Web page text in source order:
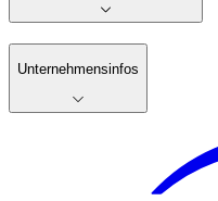
Unternehmensinfos